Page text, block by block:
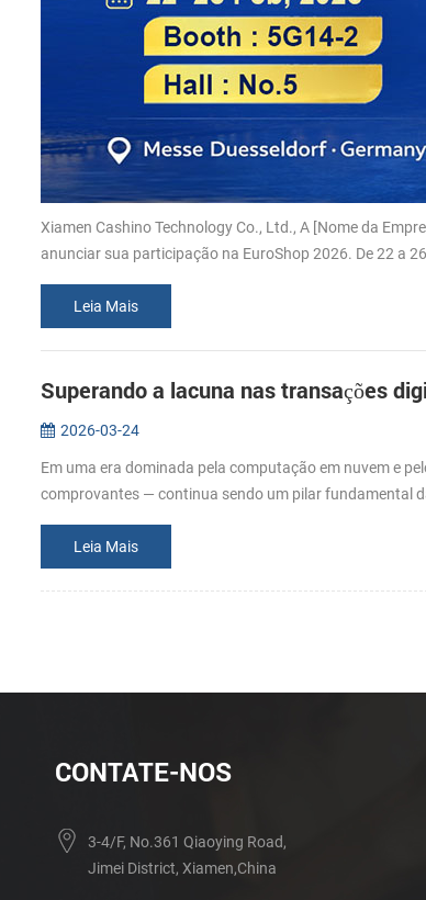
Xiamen Cashino Technology Co., Ltd., A [Nome da
anunciar sua participação na EuroShop 2026. De 22 a
Leia Mais
2026-03-24
Em uma era dominada pela computação em nuvem e
comprovantes — continua sendo um pilar fundamental
Leia Mais
CONTATE-NOS
3-4/F, No.361 Qiaoying Road,
Jimei District, Xiamen,China